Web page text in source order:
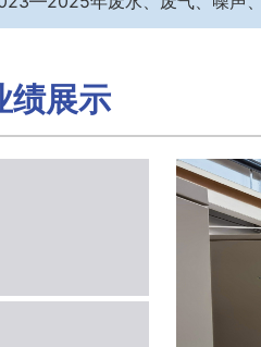
绩展示